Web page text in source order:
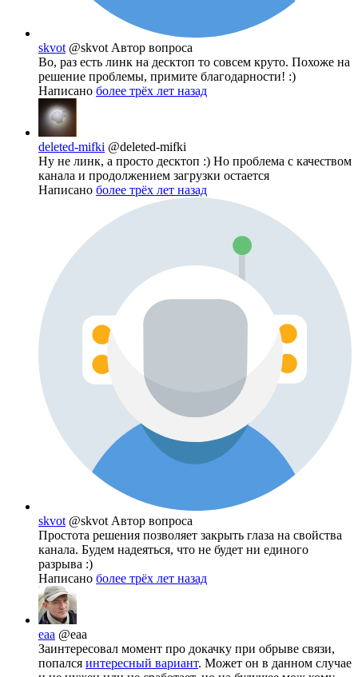
skvot @skvot Автор вопроса
Во, раз есть линк на десктоп то совсем круто. Похоже на
решение проблемы, примите благодарности! :)
Написано более трёх лет назад
deleted-mifki @deleted-mifki
Ну не линк, а просто десктоп :) Но проблема с качеством
канала и продолжением загрузки остается
Написано более трёх лет назад
skvot @skvot Автор вопроса
Простота решения позволяет закрыть глаза на свойства
канала. Будем надеяться, что не будет ни единого
разрыва :)
Написано более трёх лет назад
eaa @eaa
Заинтересовал момент про докачку при обрыве связи,
попался интересный вариант. Может он в данном случае